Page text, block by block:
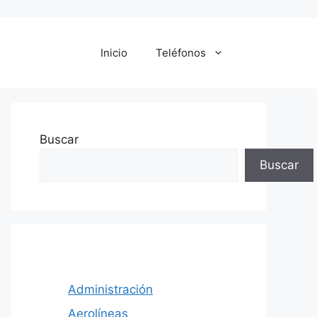
Inicio Teléfonos
Buscar
Buscar
Administración
Aerolíneas